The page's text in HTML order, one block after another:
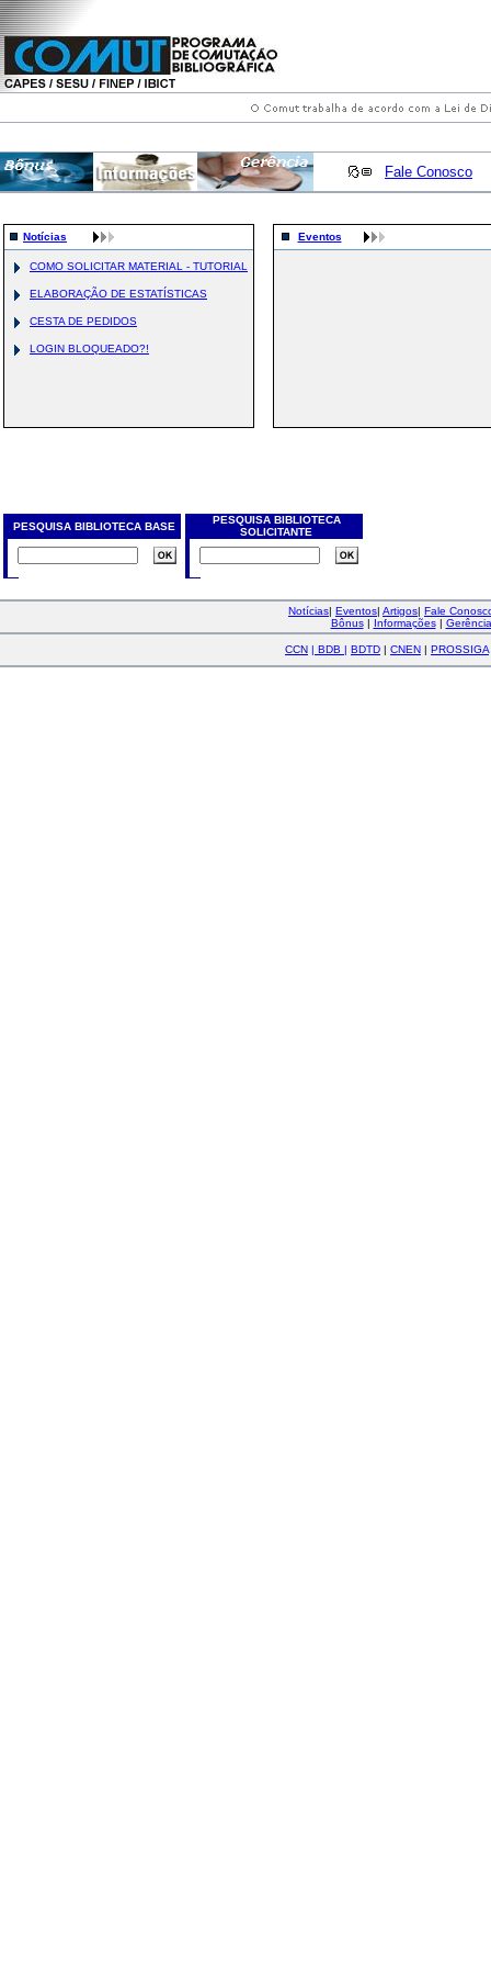
Fale Conosco
Notícias
COMO SOLICITAR MATERIAL - TUTORIAL
ELABORAÇÃO DE ESTATÍSTICAS
CESTA DE PEDIDOS
LOGIN BLOQUEADO?!
Eventos
PESQUISA BIBLIOTECA BASE
PESQUISA BIBLIOTECA
SOLICITANTE
Notícias| Eventos| Artigos| Fale
Bônus| Informações| Gerência
CCN | BDB | BDTD | CNEN | PROSSIGA